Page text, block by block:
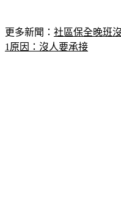
更多新聞： 社區保全晚班
1原因：沒人要承接